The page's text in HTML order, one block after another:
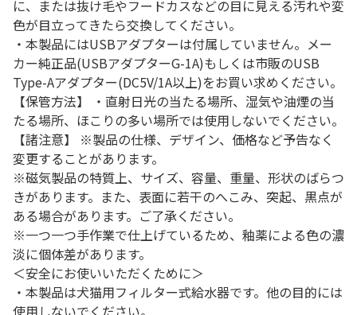
に、または抜け毛やフードカスなどの目に見える汚れや変
色が目立ってきたら交換してください。
・本製品にはUSBアダプターは付属していません。メー
カー純正品(USBアダプターG-1A)もしくは市販のUSB
Type-Aアダプター(DC5V/1A以上)をお買い求めください。
【保管方法】 ・直射日光の当たる場所、湿気や油煙の当
たる場所、ほこりの多い場所では使用しないでください。
【諸注意】 ※製品の仕様、デザイン、価格など予告なく
変更することがあります。
※磁気製品の特質上、サイズ、容量、重量、形状のばらつ
きがあります。また、表面に若干のへこみ、突起、黒点が
ある場合があります。ご了承ください。
※一つ一つ手作業で仕上げているため、釉薬による色の濃
淡に個体差があります。
＜安全にお使いいただくために＞
・本製品は犬猫用フィルター式給水器です。他の目的には
使用しないでください。